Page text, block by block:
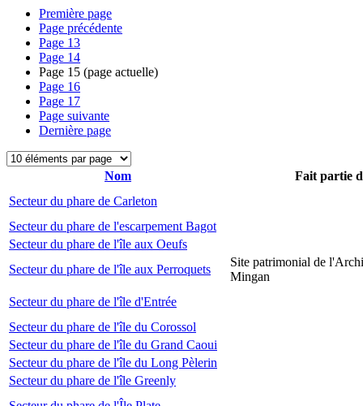
Première page
Page précédente
Page 13
Page 14
Page 15 (page actuelle)
Page 16
Page 17
Page suivante
Dernière page
Nom
Fait partie
Secteur du phare de Carleton
Secteur du phare de l'escarpement Bagot
Secteur du phare de l'île aux Oeufs
Secteur du phare de l'île aux Perroquets
Site patrimonial de
Mingan
Secteur du phare de l'île d'Entrée
Secteur du phare de l'île du Corossol
Secteur du phare de l'île du Grand Caoui
Secteur du phare de l'île du Long Pèlerin
Secteur du phare de l'île Greenly